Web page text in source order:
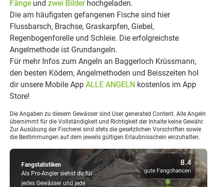
Fangstatistiken
Als Pro-Angler siehst du für
jedes Gewässer und jede
Fänge und zwei Bilderhochgeladen.
Die am häufigsten gefangenen Fische sind hier
Flussbarsch, Brachse, Graskarpfen, Giebel,
Regenbogenforelle und Schleie. Die erfolgreichste
Angelmethode ist Grundangeln.
Für mehr Infos zum Angeln an Baggerloch Krüssmann,
den besten Ködern, Angelmethoden und Beisszeiten hol
dir unsere Mobile App ALLE ANGELN kostenlos im App
Store!
Die Angaben zu diesem Gewässer sind User generated Content. Alle Angeln
übernimmt für die Vollständigkeit und Richtigkeit der Inhalte keine Gewähr.
Zur Ausübung der Fischerei sind stets die gesetzlichen Vorschriften sowie
die Bestimmungen auf dem jeweils gültigen Erlaubnisschein einzuhalten.